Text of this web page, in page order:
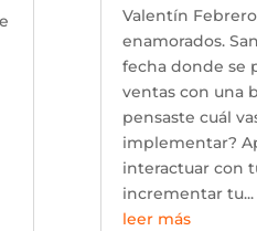
Valentín
enamorados.
fecha donde se
ventas con una
pensaste cuál
implementar?
interactuar con
incrementar tu...
leer más